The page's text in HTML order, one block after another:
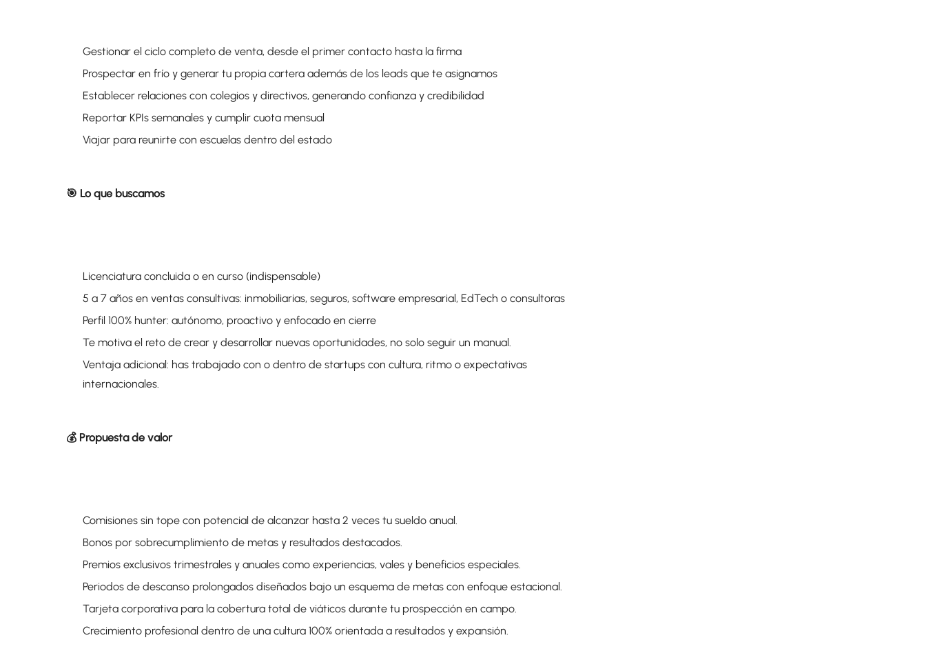
Gestionar el ciclo completo de venta, desde el primer contacto hasta la firma
Prospectar en frío y generar tu propia cartera además de los leads que te asignamos
Establecer relaciones con colegios y directivos, generando confianza y credibilidad
Reportar KPIs semanales y cumplir cuota mensual
Viajar para reunirte con escuelas dentro del estado
🎯 Lo que buscamos
Licenciatura concluida o en curso (indispensable)
5 a 7 años en ventas consultivas: inmobiliarias, seguros, software empresarial, EdTech o consultoras
Perfil 100% hunter: autónomo, proactivo y enfocado en cierre
Te motiva el reto de crear y desarrollar nuevas oportunidades, no solo seguir un manual.
Ventaja adicional: has trabajado con o dentro de startups con cultura, ritmo o expectativas
internacionales.
💰 Propuesta de valor
Comisiones sin tope con potencial de alcanzar hasta 2 veces tu sueldo anual.
Bonos por sobrecumplimiento de metas y resultados destacados.
Premios exclusivos trimestrales y anuales como experiencias, vales y beneficios especiales.
Periodos de descanso prolongados diseñados bajo un esquema de metas con enfoque estacional.
Tarjeta corporativa para la cobertura total de viáticos durante tu prospección en campo.
Crecimiento profesional dentro de una cultura 100% orientada a resultados y expansión.